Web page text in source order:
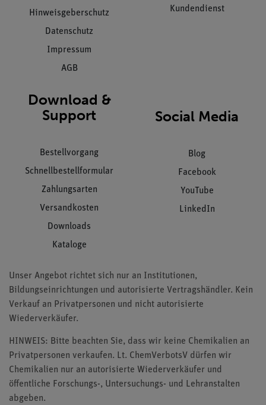
Hinweisgeberschutz
Datenschutz
Impressum
AGB
Kundendienst
Download &
Support
Bestellvorgang
Schnellbestellformular
Zahlungsarten
Versandkosten
Downloads
Kataloge
Social Media
Blog
Facebook
YouTube
LinkedIn
Unser Angebot richtet sich nur an Institutionen,
Bildungseinrichtungen und autorisierte Vertragshändler. Kein
Verkauf an Privatpersonen und nicht autorisierte
Wiederverkäufer.
HINWEIS: Bitte beachten Sie, dass wir keine Chemikalien an
Privatpersonen verkaufen. Lt. ChemVerbotsV dürfen wir
Chemikalien nur an autorisierte Wiederverkäufer und
öffentliche Forschungs-, Untersuchungs- und Lehranstalten
abgeben.